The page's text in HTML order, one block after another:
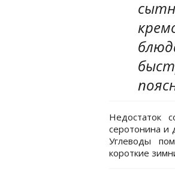
Недостаток
серотонина и
Углеводы
короткие